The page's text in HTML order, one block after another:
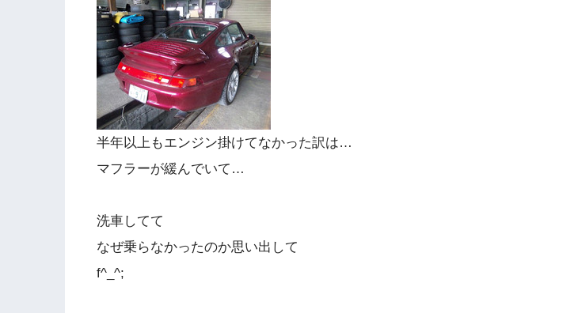
半年以上もエンジン掛けてなかった訳は…
マフラーが緩んでいて…
洗車してて
なぜ乗らなかったのか思い出して
f^_^;